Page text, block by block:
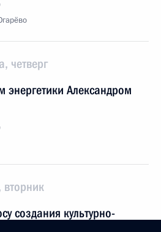
четверг
энергетики Александром
создания культурно-